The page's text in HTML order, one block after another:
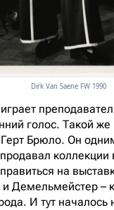
Dirk Van Saene FW 1990
голос. Такой
Брюло. Он
на
Демельмейстер –
И тут началось